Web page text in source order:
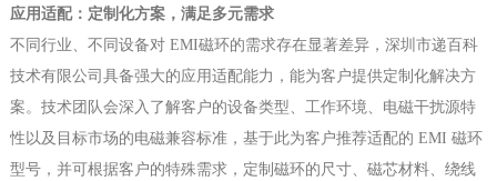
应用适配：定制化方案，满足多元需求
不同行业、不同设备对 EMI磁环的需求存在显著差异，深圳市递百科
技术有限公司具备强大的应用适配能力，能为客户提供定制化解决方
案。技术团队会深入了解客户的设备类型、工作环境、电磁干扰源特
性以及目标市场的电磁兼容标准，基于此为客户推荐适配的 EMI 磁环
型号，并可根据客户的特殊需求，定制磁环的尺寸、磁芯材料、绕线